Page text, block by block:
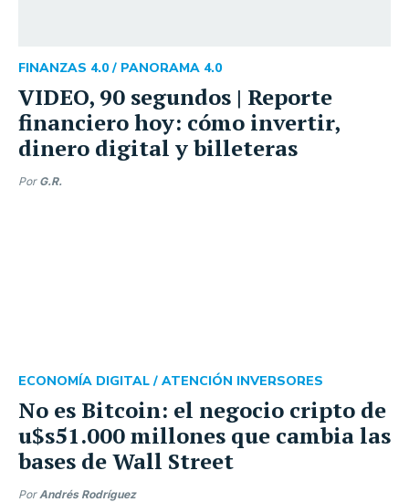
VIDEO, 90 segundos | Reporte
financiero hoy: cómo invertir,
dinero digital y billeteras
FINANZAS 4.0 / PANORAMA 4.0
Por G.R.
No es Bitcoin: el negocio cripto de
u$s51.000 millones que cambia las
bases de Wall Street
ECONOMÍA DIGITAL / ATENCIÓN INVERSORES
PorAndrés Rodríguez